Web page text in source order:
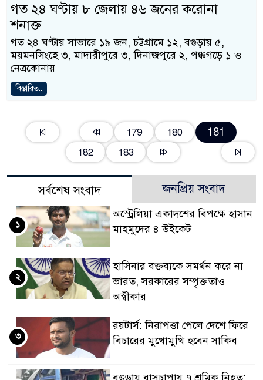
গত ২৪ ঘণ্টায় ৮ জেলায় ৪৬ জনের করোনা
শনাক্ত
গত ২৪ ঘণ্টায় সাভারে ১৯ জন, চট্টগ্রামে ১২, বগুড়ায় ৫,
ময়মনসিংহে ৩, মাদারীপুরে ৩, দিনাজপুরে ২, পঞ্চগড়ে ১ ও
নেত্রকোনায়
বিস্তারিত..
179 180 181
182 183
সর্বশেষ সংবাদ জনপ্রিয় সংবাদ
অস্ট্রেলিয়া একাদশের বিপক্ষে হাসান
মাহমুদের ৪ উইকেট
১
হাসিনার বক্তব্যকে সমর্থন করে না
ভারত, সরকারের সম্পৃক্ততাও
অস্বীকার
২
রয়টার্স: নিরাপত্তা পেলে দেশে ফিরে
বিচারের মুখোমুখি হবেন সাকিব
৩